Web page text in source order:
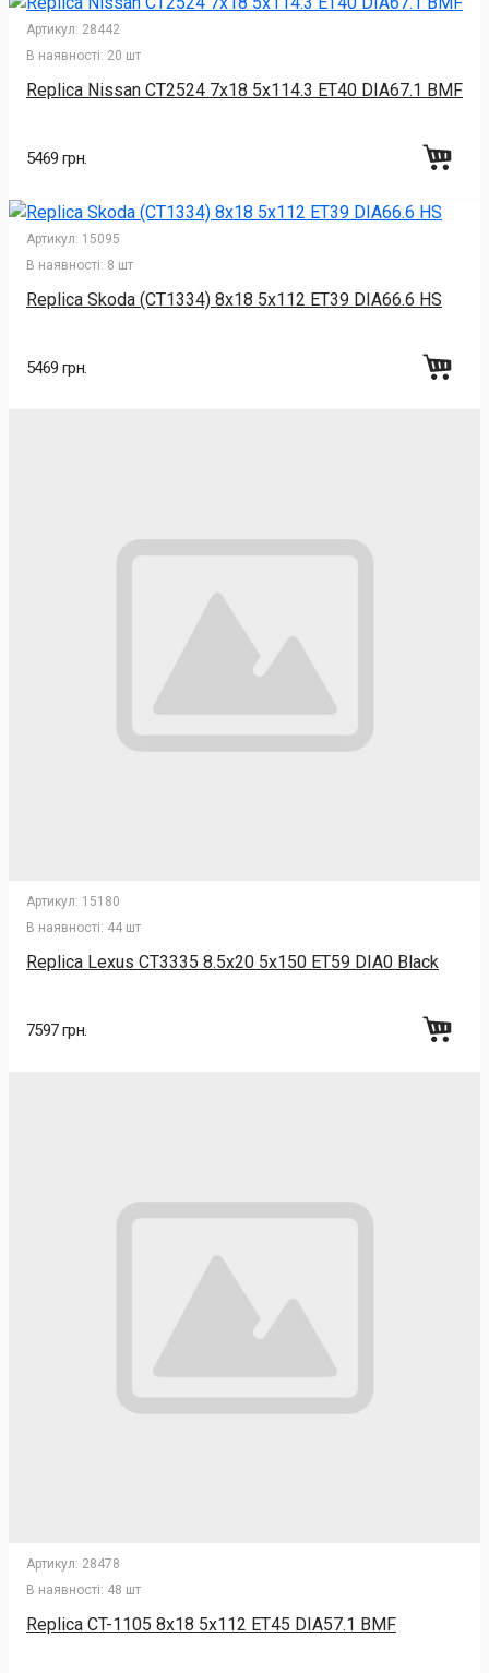
Артикул: 28442
В наявності: 20 шт
Replica Nissan CT2524 7x18 5x114.3 ET40 DIA67.1 BMF
5469 грн.
Артикул: 15095
В наявності: 8 шт
Replica Skoda (CT1334) 8x18 5x112 ET39 DIA66.6 HS
5469 грн.
Артикул: 15180
В наявності: 44 шт
Replica Lexus CT3335 8.5x20 5x150 ET59 DIA0 Black
7597 грн.
Артикул: 28478
В наявності: 48 шт
Replica CT-1105 8x18 5x112 ET45 DIA57.1 BMF